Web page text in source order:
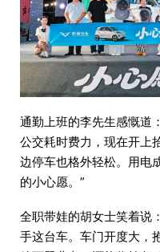
通勤上班的李先生感慨道
公交耗时费力，现在开上
边停车也格外轻松。用电
的小心愿。”
全职带娃的胡女士笑着说
手这台车。车门开度大，